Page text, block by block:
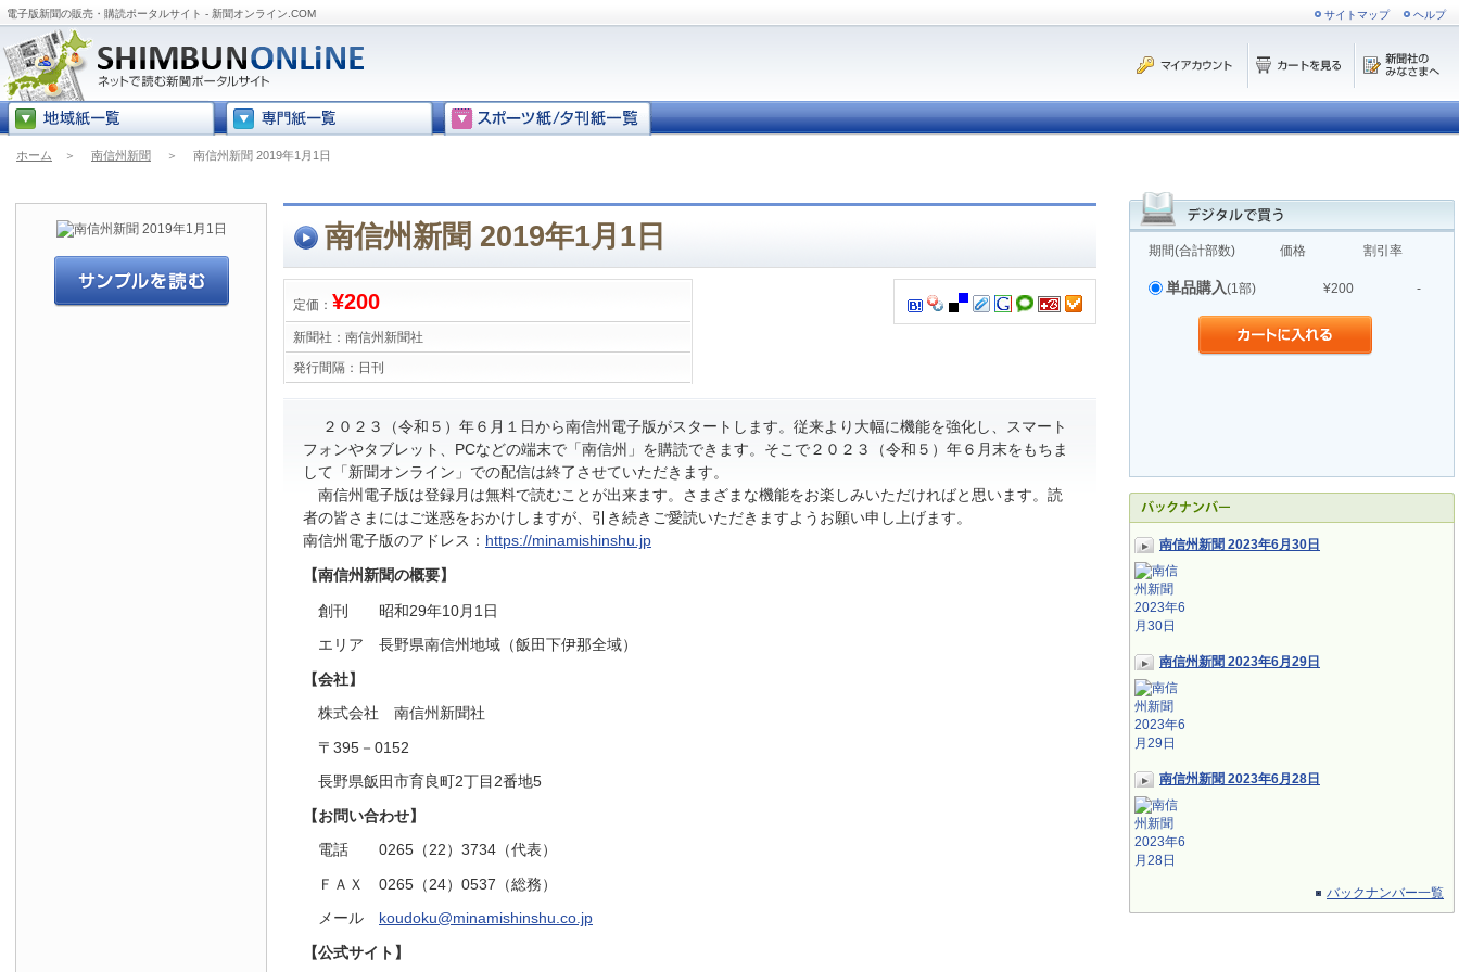
電子版新聞の販売・購読ポータルサイト - 新聞オンライン.COM サイトマップ ヘルプ
ホーム ＞ 南信州新聞 ＞ 南信州新聞 2019年1月1日
期間(合計部数) 価格 割引率
単品購入(1部) ¥200 -
南信州新聞 2023年6月30日
南信州新聞 2023年6月29日
南信州新聞 2023年6月28日
バックナンバー一覧
南信州新聞 2019年1月1日
定価： ¥200
新聞社： 南信州新聞社
発行間隔： 日刊
２０２３（令和５）年６月１日から南信州電子版がスタートします。従来より大幅に機能を強化し、スマート
フォンやタブレット、PCなどの端末で「南信州」を購読できます。そこで２０２３（令和５）年６月末をもちま
して「新聞オンライン」での配信は終了させていただきます。
南信州電子版は登録月は無料で読むことが出来ます。さまざまな機能をお楽しみいただければと思います。読
者の皆さまにはご迷惑をおかけしますが、引き続きご愛読いただきますようお願い申し上げます。
南信州電子版のアドレス： https://minamishinshu.jp
【南信州新聞の概要】
創刊 昭和29年10月1日
エリア 長野県南信州地域（飯田下伊那全域）
【会社】
株式会社 南信州新聞社
〒395－0152
長野県飯田市育良町2丁目2番地5
【お問い合わせ】
電話 0265（22）3734（代表）
ＦＡＸ 0265（24）0537（総務）
メール koudoku@minamishinshu.co.jp
【公式サイト】